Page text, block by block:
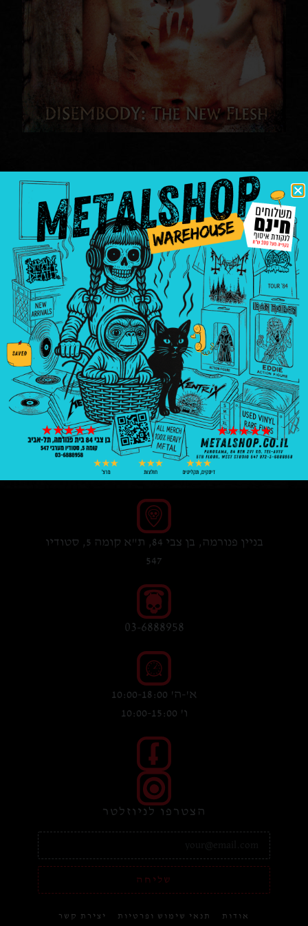
Skinlab – Disembody: The
New Flesh
תקליטים
Defiance|groove metal | skinlab
₪119.00
1 במלאי
הוספה לסל
בניין פנורמה, בן צבי 84, ת"א קומה 5, סטודיו
547
03-6888958
א'-ה' 10:00-18:00
ו' 10:00-15:00
הצטרפו לניוזלטר
שליחה
אודות תנאי שימוש ופרטיות יצירת קשר